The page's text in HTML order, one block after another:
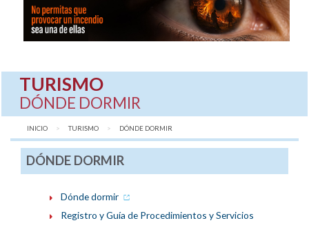
TURISMO
DÓNDE DORMIR
INICIO TURISMO AQUÍ:
DÓNDE DORMIR
DÓNDE DORMIR
Dónde dormir
Registro y Guía de Procedimientos y Servicios